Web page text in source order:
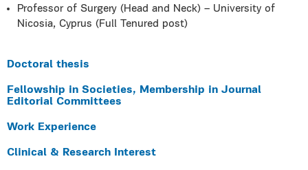
Professor of Surgery (Head and Neck) – University of
Nicosia, Cyprus (Full Tenured post)
Doctoral thesis
Fellowship in Societies, Membership in Journal
Editorial Committees
Work Experience
Clinical & Research Interest